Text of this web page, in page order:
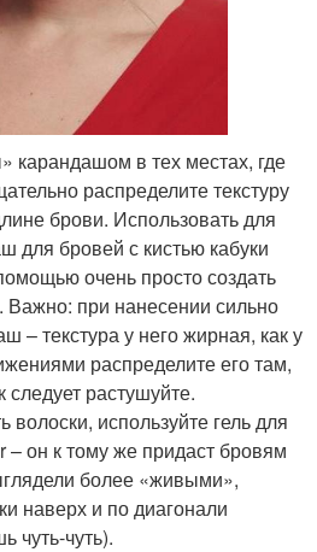
карандашом в тех местах, где
распределите текстуру
брови. Использовать для
для бровей с кистью кабуки
очень просто создать
при нанесении сильно
– текстура у него жирная, как у
распределите его там,
следует растушуйте.
используйте гель для
– он к тому же придаст бровям
более «живыми»,
наверх и по диагонали
чуть-чуть).